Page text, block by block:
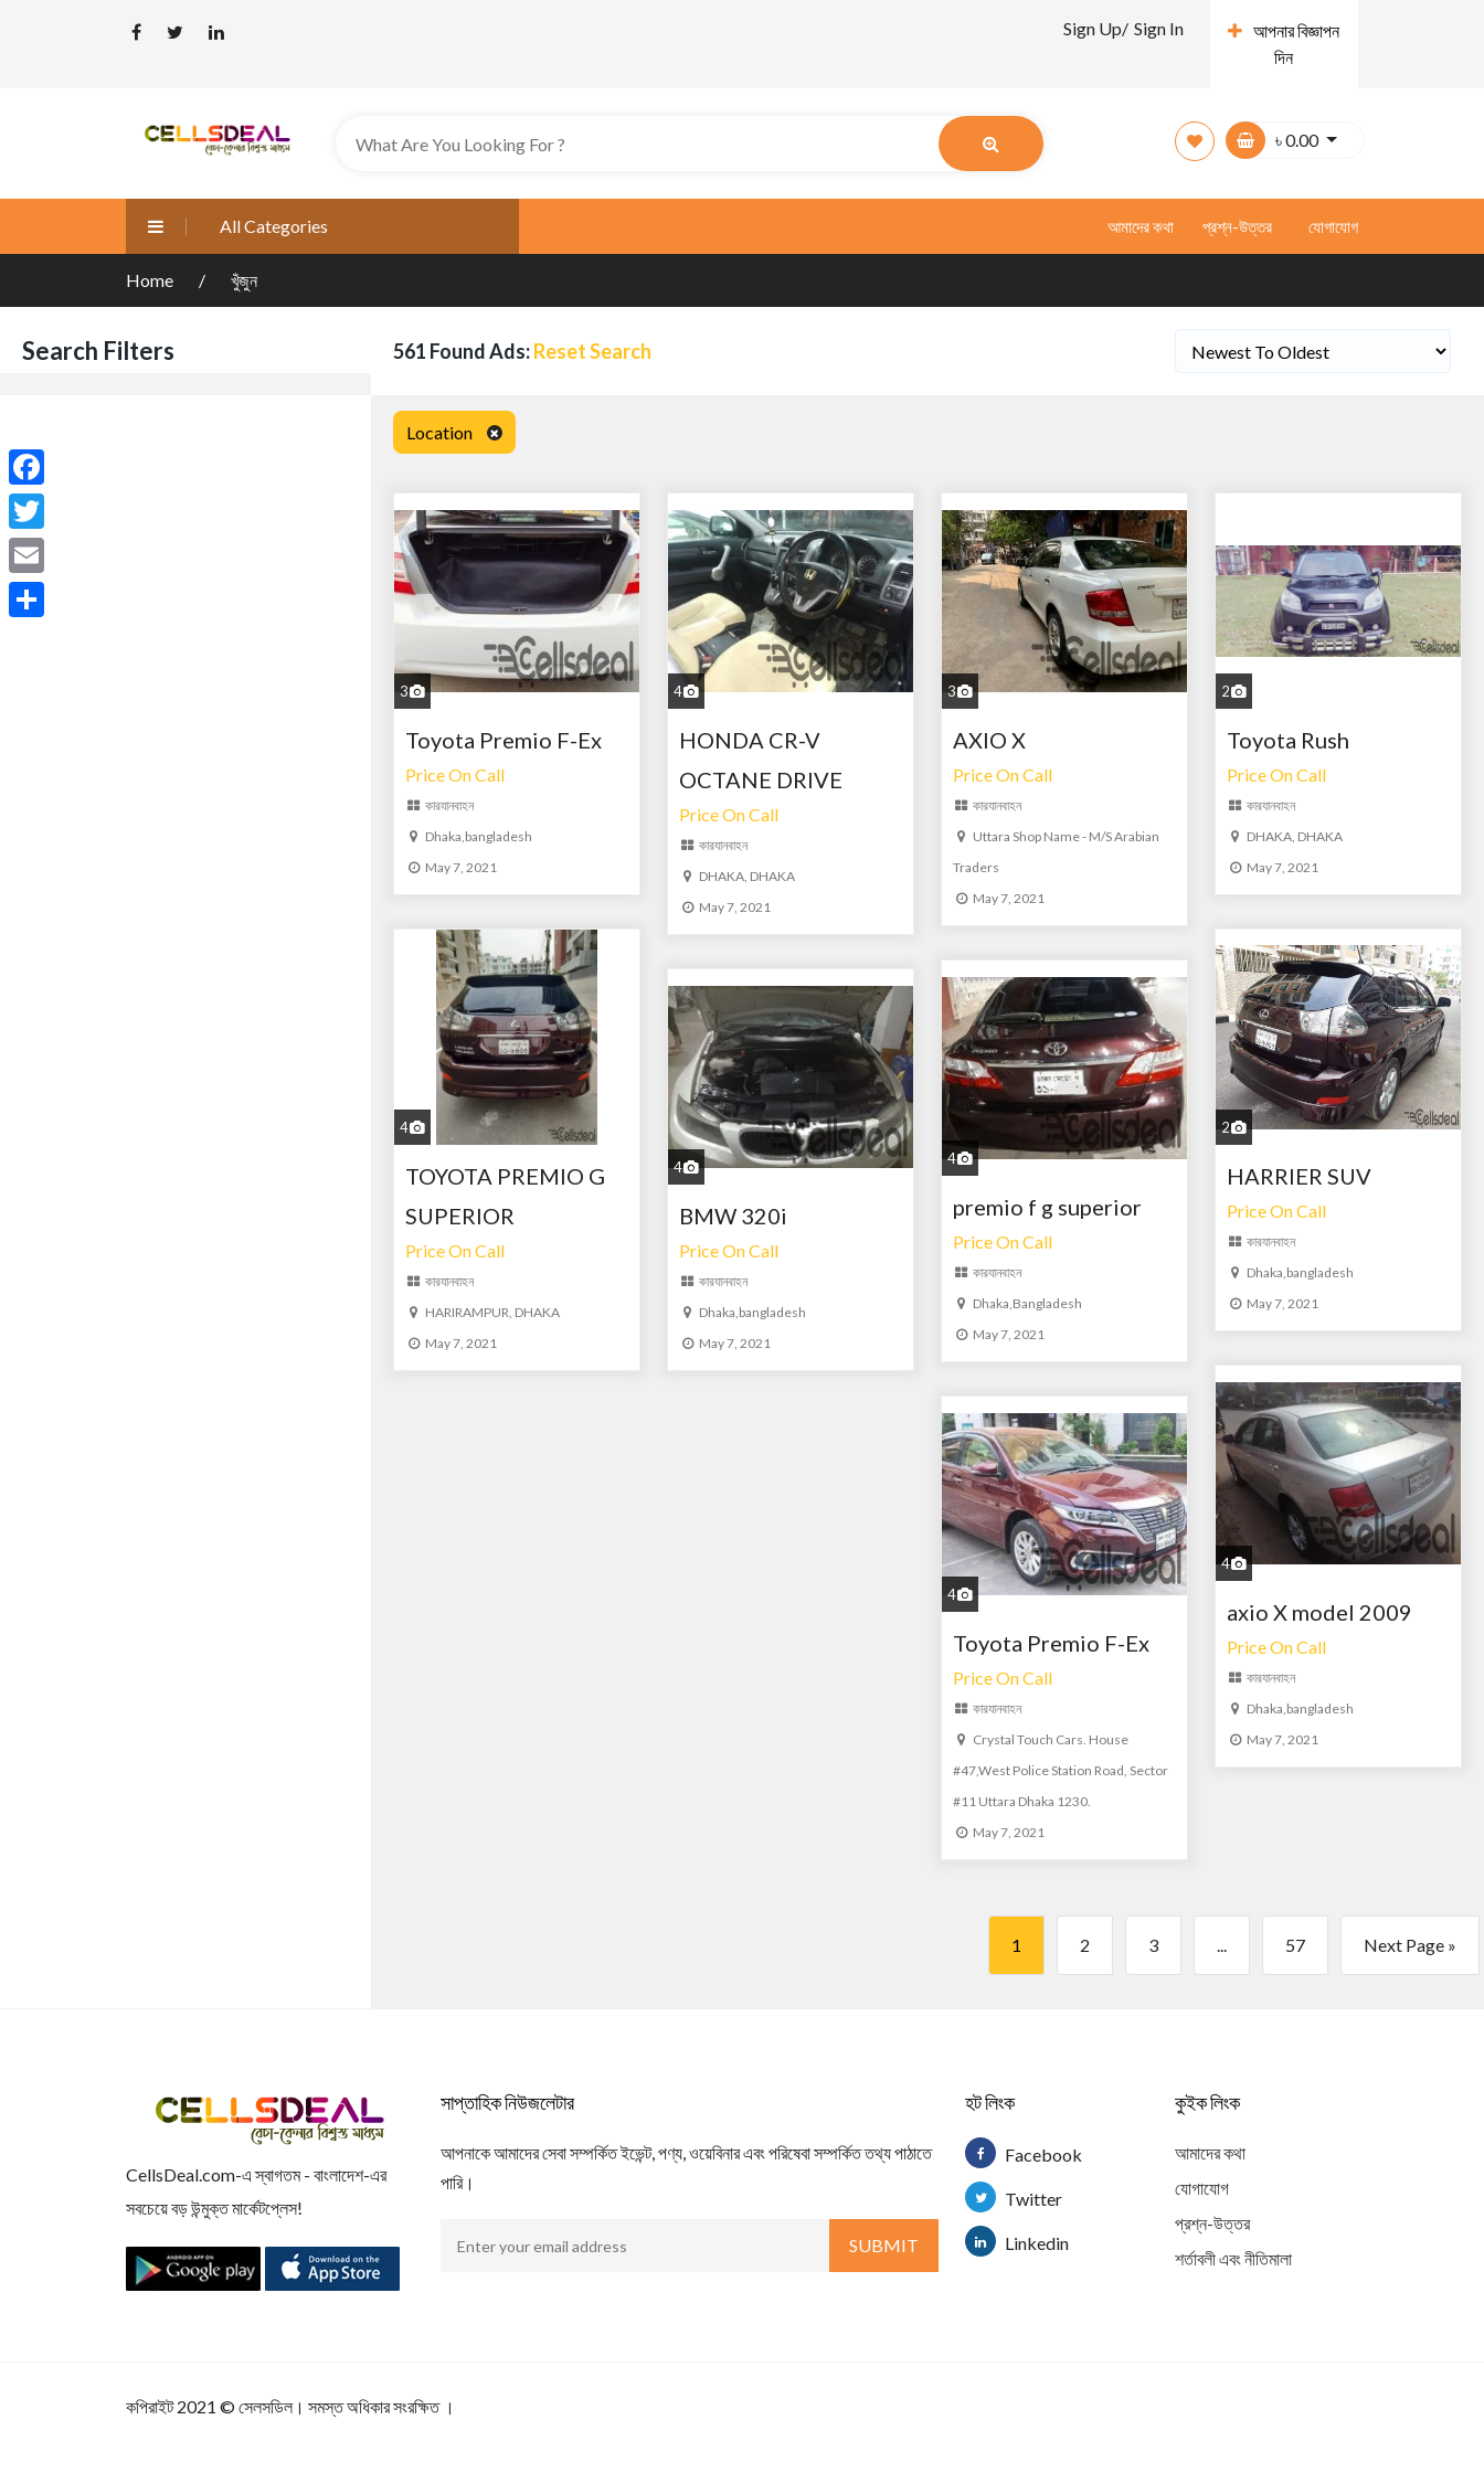
Sign Up/ Sign In
আপনার বিজ্ঞাপন
দিন
৳0.00
All Categories আমাদের কথা প্রশ্ন-উত্তর যোগাযোগ
Home খুঁজুন
561 Found Ads:Reset Search
Search Filters
Location
3
Toyota Premio F-Ex
Price On Call
কারযানবাহন
Dhaka,bangladesh
May 7, 2021
4
HONDA CR-V
OCTANE DRIVE
Price On Call
কারযানবাহন
DHAKA, DHAKA
May 7, 2021
3
AXIO X
Price On Call
কারযানবাহন
Uttara Shop Name - M/S Arabian
Traders
May 7, 2021
2
Toyota Rush
Price On Call
কারযানবাহন
DHAKA, DHAKA
May 7, 2021
4
TOYOTA PREMIO G
SUPERIOR
Price On Call
কারযানবাহন
HARIRAMPUR, DHAKA
May 7, 2021
2
HARRIER SUV
Price On Call
কারযানবাহন
Dhaka,bangladesh
May 7, 2021
4
premio f g superior
Price On Call
কারযানবাহন
Dhaka,Bangladesh
May 7, 2021
4
BMW 320i
Price On Call
কারযানবাহন
Dhaka,bangladesh
May 7, 2021
4
axio X model 2009
Price On Call
কারযানবাহন
Dhaka,bangladesh
May 7, 2021
4
Toyota Premio F-Ex
Price On Call
কারযানবাহন
Crystal Touch Cars. House
#47,West Police Station Road, Sector
#11 Uttara Dhaka 1230.
May 7, 2021
1 2 3 ... 57 Next Page »
CellsDeal.com-এ স্বাগতম - বাংলাদেশ-এর
সবচেয়ে বড় উন্মুক্ত মার্কেটপ্লেস!
সাপ্তাহিক নিউজলেটার
আপনাকে আমাদের সেবা সম্পর্কিত ইভেন্ট, পণ্য, ওয়েবিনার এবং পরিষেবা সম্পর্কিত তথ্য পাঠাতে
পারি।
হট লিংক
Facebook
Twitter
Linkedin
কুইক লিংক
আমাদের কথা
যোগাযোগ
প্রশ্ন-উত্তর
শর্তাবলী এবং নীতিমালা
কপিরাইট 2021 © সেলসডিল । সমস্ত অধিকার সংরক্ষিত ।
Facebook
Twitter
Email